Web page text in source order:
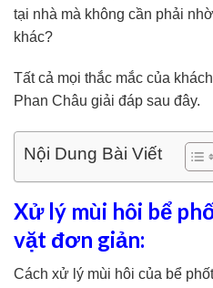
tại nhà mà không cần phải
khác?
Tất cả mọi thắc mắc của
Phan Châu giải đáp sau đây.
Nội Dung Bài Viết
Xử lý mùi hôi bể
vặt đơn giản:
Cách xử lý mùi hôi của bể